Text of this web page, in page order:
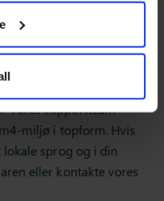
interne helpdesk
til alle vores
vores supportteam
miljø i topform. Hvis
sprog og i din
eller kontakte vores